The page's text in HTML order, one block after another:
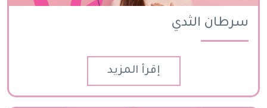
سرطان الثدي
إقرأ المزيد